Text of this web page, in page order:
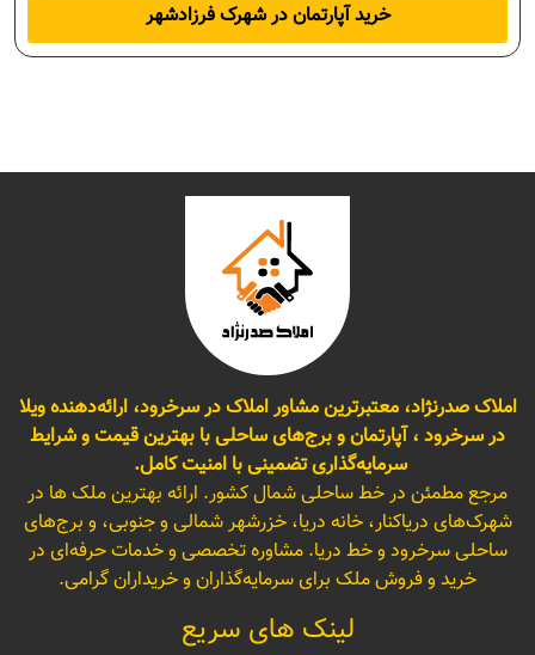
خرید آپارتمان در شهرک فرزادشهر
املاک صدرنژاد، معتبرترین مشاور املاک در سرخرود، ارائه‌دهنده ویلا
در سرخرود ، آپارتمان و برج‌های ساحلی با بهترین قیمت و شرایط
سرمایه‌گذاری تضمینی با امنیت کامل.
مرجع مطمئن در خط ساحلی شمال کشور. ارائه بهترین ملک ها در
شهرک‌های دریاکنار، خانه دریا، خزرشهر شمالی و جنوبی، و برج‌های
ساحلی سرخرود و خط دریا. مشاوره تخصصی و خدمات حرفه‌ای در
خرید و فروش ملک برای سرمایه‌گذاران و خریداران گرامی.
لینک های سریع